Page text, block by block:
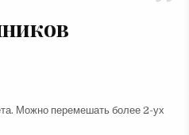
Можно перемешать более 2-ух